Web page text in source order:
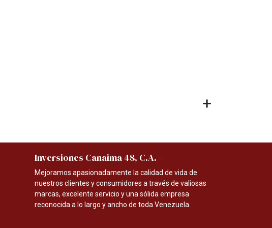
Inversiones Canaima 48, C.A. -
Mejoramos apasionadamente la calidad de vida de
nuestros clientes y consumidores a través de valiosas
marcas, excelente servicio y una sólida empresa
reconocida a lo largo y ancho de toda Venezuela.